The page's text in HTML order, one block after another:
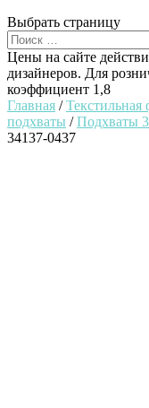
Выбрать страницу
Цены на сайте
дизайнеров. Для
коэффициент 1,8
Главная /Текстильная
подхваты /Подхваты
34137-0437